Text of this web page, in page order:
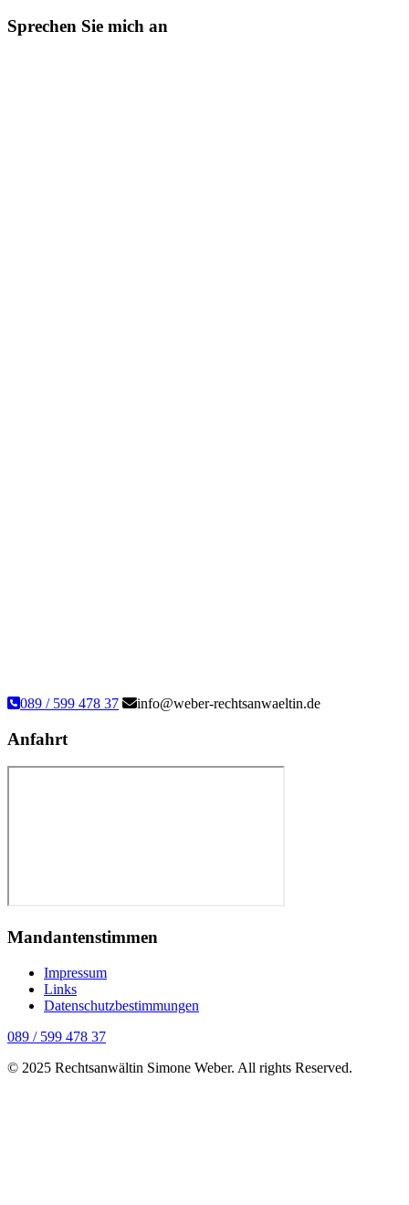
Sprechen Sie mich an
089 / 599 478 37 info@weber-rechtsanwaeltin.de
Anfahrt
Mandantenstimmen
Impressum
Links
Datenschutzbestimmungen
089 / 599 478 37
© 2025 Rechtsanwältin Simone Weber. All rights Reserved.